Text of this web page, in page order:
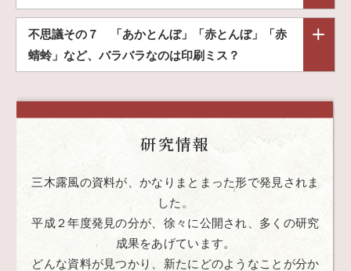
不思議その７
「あかとんぼ」「赤とんぼ」「赤
蜻蛉」など、バラバラなのは印刷ミス？
研究情報
三木露風の資料が、かなりまとまった形で発見されま
した。
平成２年度発見の分が、徐々に公開され、多くの研究
成果をあげています。
どんな資料が見つかり、新たにどのようなことが分か